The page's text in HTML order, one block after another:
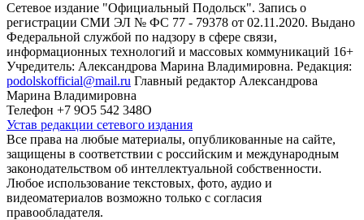
Сетевое издание "Официальный Подольск". Запись о
регистрации СМИ ЭЛ № ФС 77 - 79378 от 02.11.2020. Выдано
Федеральной службой по надзору в сфере связи,
информационных технологий и массовых коммуникаций 16+
Учредитель: Александрова Марина Владимировна. Редакция:
podolskofficial@mail.ru Главный редактор Александрова
Марина Владимировна
Телефон +7 9О5 542 348О
Устав редакции сетевого издания
Все права на любые материалы, опубликованные на сайте,
защищены в соответствии с российским и международным
законодательством об интеллектуальной собственности.
Любое использование текстовых, фото, аудио и
видеоматериалов возможно только с согласия
правообладателя.